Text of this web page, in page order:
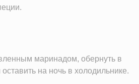
маринадом, обернуть в
на ночь в холодильнике.